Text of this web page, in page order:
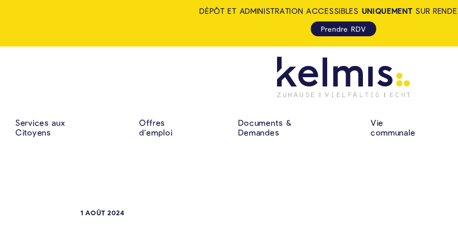
KELMIS - LA
NAVIGATION
Services aux
Citoyens
Offres
d’emploi
Documents &
Demandes
Vie
communale
DÉPÔT ET ADMINISTRATION ACCESSIBLES UNIQUEMENT SUR
Prendre RDV
1 AOÛT 2024